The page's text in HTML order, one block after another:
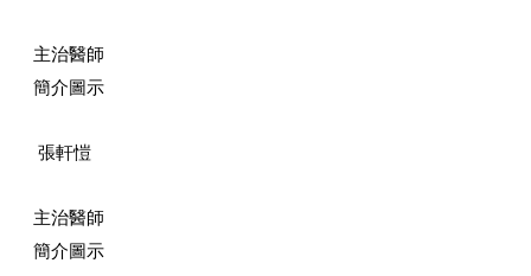
主治醫師
簡介圖示
張軒愷
主治醫師
簡介圖示